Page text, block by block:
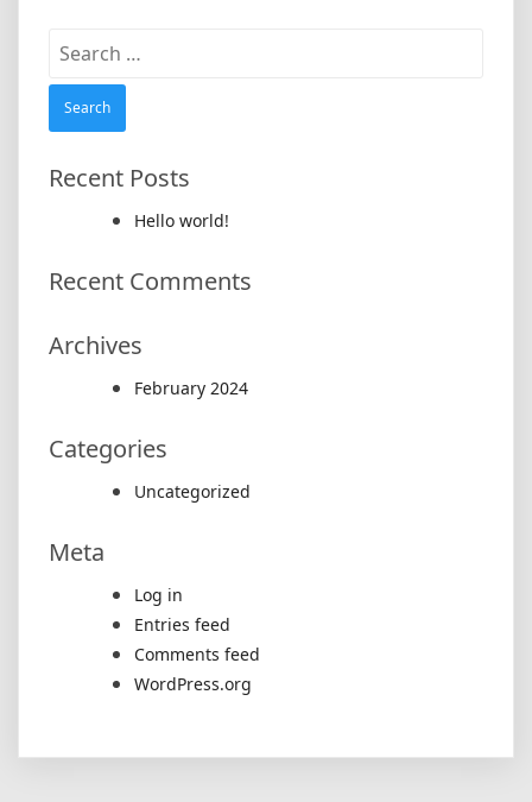
Search
for:
Recent Posts
Hello world!
Recent Comments
Archives
February 2024
Categories
Uncategorized
Meta
Log in
Entries feed
Comments feed
WordPress.org